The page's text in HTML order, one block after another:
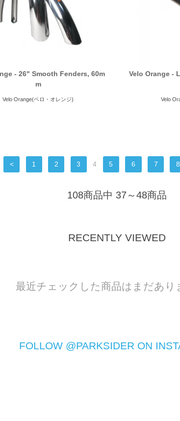
- 26" Smooth Fenders, 60m
m
Velo Orange(ベロ・オレンジ)
Velo Orange -
Velo
< 1 2 3 4 5 6 7 8
108商品中 37～48商品
RECENTLY VIEWED
最近チェックした商品はまだあり
FOLLOW @PARKSIDER ON